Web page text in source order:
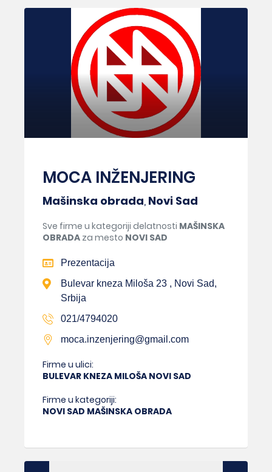
MOCA INŽENJERING
Mašinska obrada, Novi Sad
Sve firme u kategoriji delatnosti MAŠINSKA
OBRADA za mesto NOVI SAD
Prezentacija
Bulevar kneza Miloša 23 , Novi Sad,
Srbija
021/4794020
moca.inzenjering@gmail.com
Firme u ulici:
BULEVAR KNEZA MILOŠA NOVI SAD
Firme u kategoriji:
NOVI SAD MAŠINSKA OBRADA